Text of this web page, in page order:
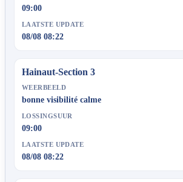
09:00
LAATSTE UPDATE
08/08 08:22
Hainaut-Section 3
WEERBEELD
bonne visibilité calme
LOSSINGSUUR
09:00
LAATSTE UPDATE
08/08 08:22